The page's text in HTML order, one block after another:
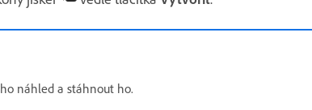
náhled a stáhnout ho.